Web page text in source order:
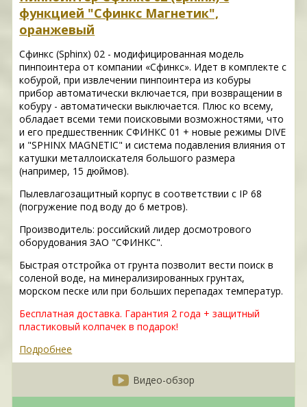
функцией "Сфинкс Магнетик",
оранжевый
Сфинкс (Sphinx) 02 - модифицированная модель
пинпоинтера от компании «Сфинкс». Идет в комплекте с
кобурой, при извлечении пинпоинтера из кобуры
прибор автоматически включается, при возвращении в
кобуру - автоматически выключается. Плюс ко всему,
обладает всеми теми поисковыми возможностями, что
и его предшественник СФИНКС 01 + новые режимы DIVE
и "SPHINX MAGNETIC" и система подавления влияния от
катушки металлоискателя большого размера
(например, 15 дюймов).
Пылевлагозащитный корпус в соответствии с IP 68
(погружение под воду до 6 метров).
Производитель: российский лидер досмотрового
оборудования ЗАО "СФИНКС".
Быстрая отстройка от грунта позволит вести поиск в
соленой воде, на минерализированных грунтах,
морском песке или при больших перепадах температур.
Бесплатная доставка. Гарантия 2 года + защитный
пластиковый колпачек в подарок!
Подробнее
Видео-обзор